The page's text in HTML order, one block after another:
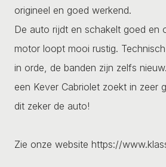
origineel en goed werkend.
De auto rijdt en schakelt goed en
motor loopt mooi rustig.
in orde, de banden zijn zelfs
een Kever Cabriolet zoekt in zeer
dit zeker de auto!
Zie onze website https://